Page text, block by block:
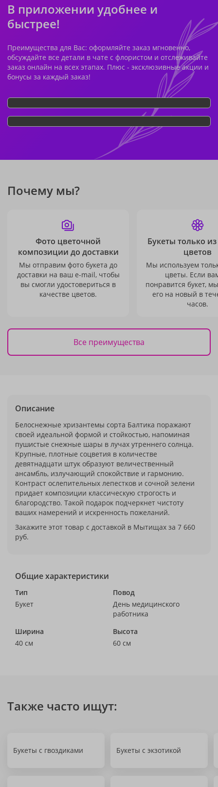
В приложении удобнее и
быстрее!
Преимущества для Вас: оформляйте заказ мгновенно,
обсуждайте все детали в чате с флористом и отслеживайте
заказ онлайн на всех этапах. Плюс - эксклюзивные акции и
бонусы за каждый заказ!
Почему мы?
Фото цветочной
композиции до доставки
Мы отправим фото букета до
доставки на ваш e-mail, чтобы
вы смогли удостовериться в
качестве цветов.
Букеты только
цветов
Мы используем
цветы. Если
понравится букет,
его на новый в
часов.
Все преимущества
Описание
Белоснежные хризантемы сорта Балтика поражают
своей идеальной формой и стойкостью, напоминая
пушистые снежные шары в лучах утреннего солнца.
Крупные, плотные соцветия в количестве
девятнадцати штук образуют величественный
ансамбль, излучающий спокойствие и гармонию.
Контраст ослепительных лепестков и сочной зелени
придает композиции классическую строгость и
благородство. Такой подарок подчеркнет чистоту
ваших намерений и искренность пожеланий.
Закажите этот товар с доставкой в Мытищах за 7 660
руб.
Общие характеристики
Тип
Букет
Повод
День медицинского
работника
Ширина
40 см
Высота
60 см
Также часто ищут:
Букеты с гвоздиками Букеты с экзотикой